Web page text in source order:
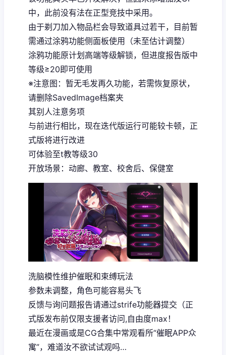
中，此前没有法在正型竞技中采用。
由于剃刀加入物品栏会导致道具过若干，目前暂
需通过涂鸦功能侧面板使用（未至估计调整）
涂鸦功能原计划高端等级解锁，但进度报告版中
等级≥20即可使用
※注意图 ：暂无毛发再久功能，若需恢复原状，
请删除SavedImage档案夹
其别人注意务项
与前进行相比，现在迭代版运行可能较卡顿，正
式版将进行改进
可体验至t教等级30
开放场景：动廊、教室、校舍后、保健室
洗脑模性维护催眠和束缚玩法
参数未调整，角色可能容易头飞
反馈与询问题报告请通过strife功能器提交（正
式版发布前仅限支援者访问,自由度max！
最近在漫画或是CG合集中常观看所“催眠APP众
寓”，难道汝不欲试试观吗…